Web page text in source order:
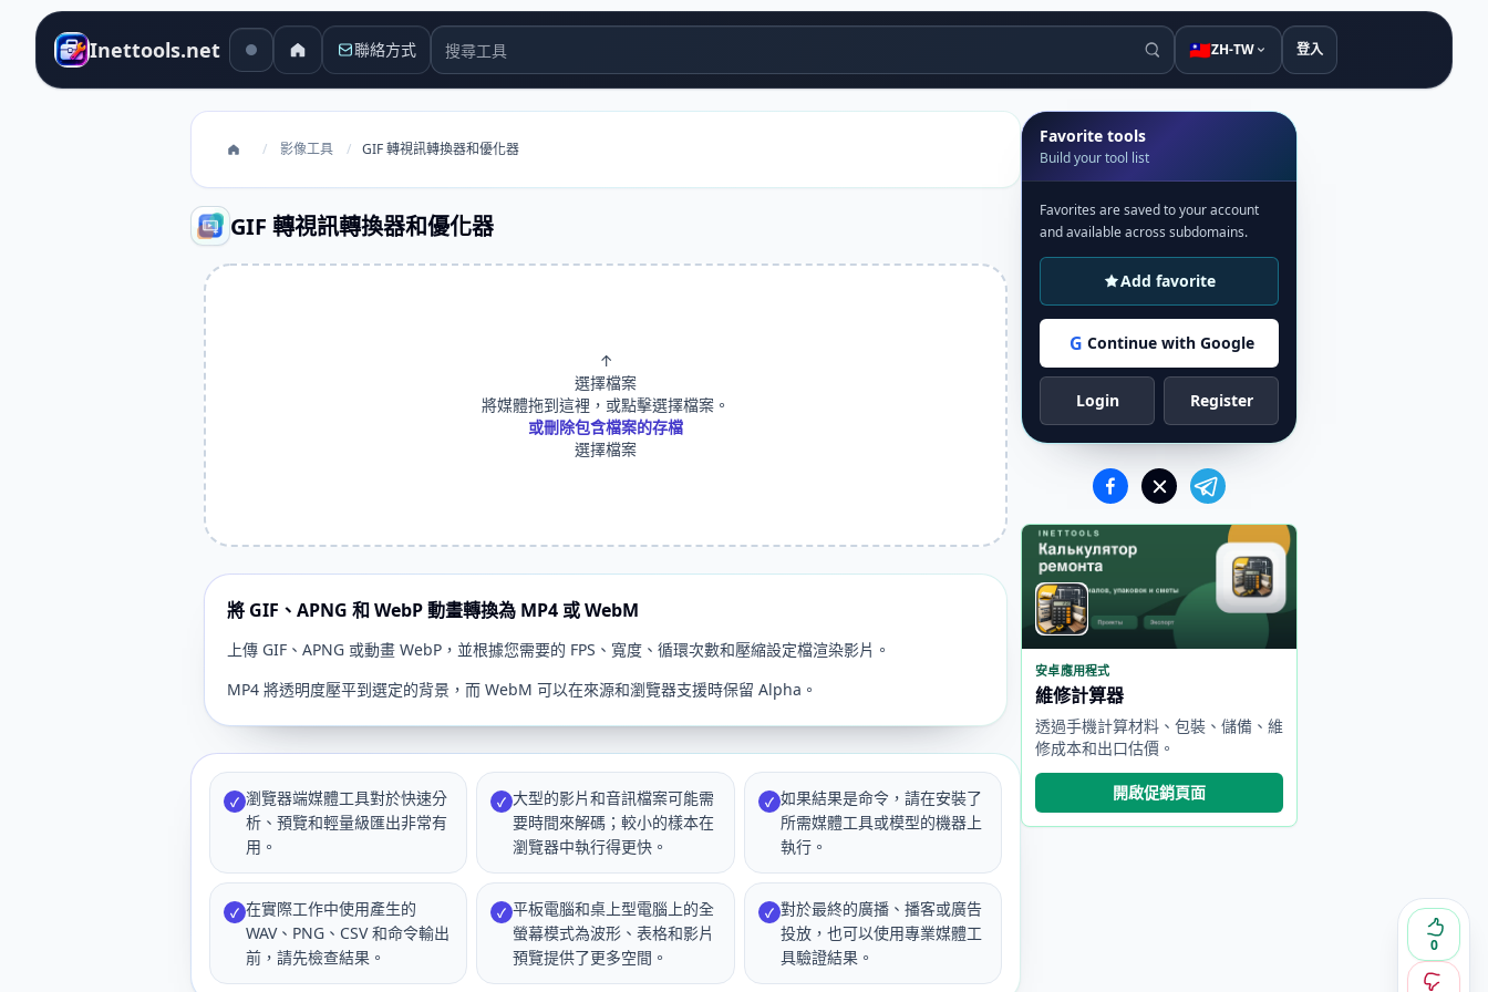
Inettools.net 聯絡方式 搜尋工具 🇹🇼ZH-TW 登入
/ 影像工具 / GIF 轉視訊轉換器和優化器
GIF 轉視訊轉換器和優化器
0
↑
選擇檔案
將媒體拖到這裡，或點擊選擇檔案。
或刪除包含檔案的存檔
選擇檔案
將 GIF、APNG 和 WebP 動畫轉換為 MP4 或 WebM
上傳 GIF、APNG 或動畫 WebP，並根據您需要的 FPS、寬度、循環次數和壓縮設定檔渲染影片。
MP4 將透明度壓平到選定的背景，而 WebM 可以在來源和瀏覽器支援時保留 Alpha。
✓ 瀏覽器端媒體工具對於快速分
析、預覽和輕量級匯出非常有
用。
✓ 大型的影片和音訊檔案可能需
要時間來解碼；較小的樣本在
瀏覽器中執行得更快。
✓ 如果結果是命令，請在安裝了
所需媒體工具或模型的機器上
執行。
✓ 在實際工作中使用產生的
WAV、PNG、CSV 和命令輸出
前，請先檢查結果。
✓ 平板電腦和桌上型電腦上的全
螢幕模式為波形、表格和影片
預覽提供了更多空間。
✓ 對於最終的廣播、播客或廣告
投放，也可以使用專業媒體工
具驗證結果。
Favorite tools
Build your tool list
Favorites are saved to your account
and available across subdomains.
Add favorite
G Continue with Google
Login Register
安卓應用程式
維修計算器
透過手機計算材料、包裝、儲備、維
修成本和出口估價。
開啟促銷頁面